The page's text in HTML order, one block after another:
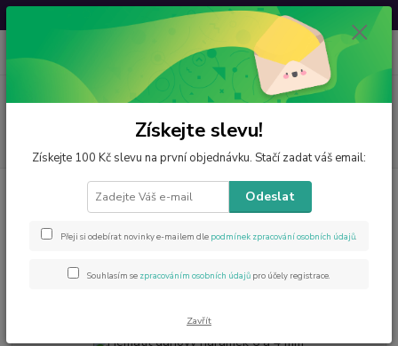
Svatovavřinecká sleva: 20 % s kódemVAVRINEC20
Menu
CZK 0
za
Šperky z minerálů
Hematit duhový náramek 6 a 4
Hematit duhový náramek 6 a 4
Získejte slevu!
Získejte 100 Kč slevu na první objednávku. Stačí zadat váš email:
Odeslat
Přeji si odebírat novinky e-mailem dle podmínek zpracování osobních údajů.
Souhlasím se zpracováním osobních údajů pro účely registrace.
Zavřít